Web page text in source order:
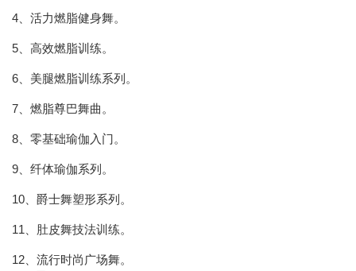
4、活力燃脂健身舞。
5、高效燃脂训练。
6、美腿燃脂训练系列。
7、燃脂尊巴舞曲。
8、零基础瑜伽入门。
9、纤体瑜伽系列。
10、爵士舞塑形系列。
11、肚皮舞技法训练。
12、流行时尚广场舞。